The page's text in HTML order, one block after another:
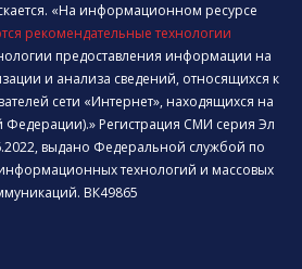
«На информационном ресурсе
рекомендательные технологии
предоставления информации на
и анализа сведений, относящихся к
сети «Интернет», находящихся на
Федерации).» Регистрация СМИ серия Эл
выдано Федеральной службой по
технологий и массовых
ВК49865